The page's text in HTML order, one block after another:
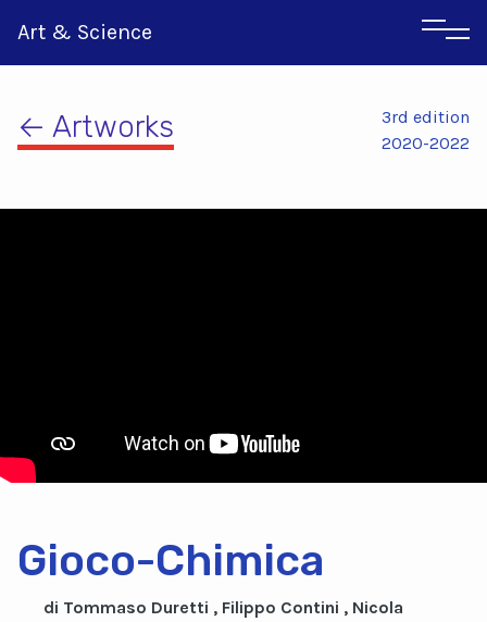
Art & Science
← Artworks
3rd edition
2020-2022
Gioco-Chimica
di Tommaso Duretti , Filippo Contini , Nicola